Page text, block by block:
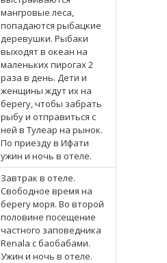
мангровые леса,
попадаются рыбацкие
деревушки. Рыбаки
выходят в океан на
маленьких пирогах 2
раза в день. Дети и
женщины ждут их на
берегу, чтобы забрать
рыбу и отправиться с
ней в Тулеар на рынок.
По приезду в Ифати
ужин и ночь в отеле.
Завтрак в отеле.
Свободное время на
берегу моря. Во второй
половине посещение
частного заповедника
Renala с баобабами.
Ужин и ночь в отеле.